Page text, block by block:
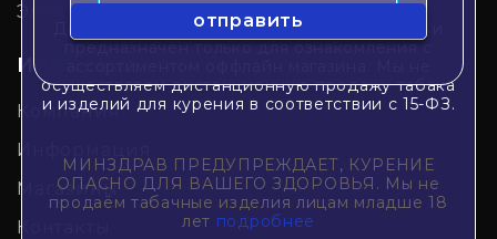
Электронные испарители
Информация
Компания
Информация
Магазины
Контакты
Данный сайт является интернет-витриной, и
предназначен только для ознакомления с
осуществляем дистанционную продажу табака
и изделий для курения в соответствии с 15-ФЗ.
МИНЗДРАВ ПРЕДУПРЕЖДАЕТ, КУРЕНИЕ
ОПАСНО ДЛЯ ВАШЕГО ЗДОРОВЬЯ. Мы не
продаём табачные изделия лицам младше 18
лет подробнее